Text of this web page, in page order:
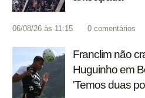
06/08/26 às 11:15 0 comentários
Franclim não
Huguinho em
'Temos duas